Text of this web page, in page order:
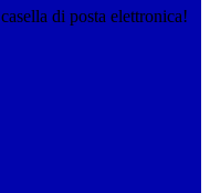
di posta elettronica!